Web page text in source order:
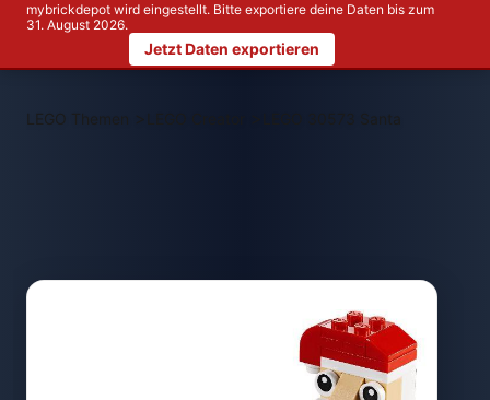
mybrickdepot wird eingestellt. Bitte exportiere deine Daten bis zum
31. August 2026.
Jetzt Daten exportieren
LEGO Themen > LEGO 30573 Santa